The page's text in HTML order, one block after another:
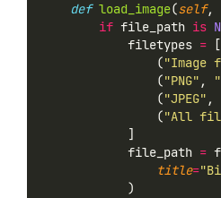
def load_image(self,
if file_path is
            filetypes
= [
                (
"Image
                (
"PNG" ,
                (
"JPEG" ,
                (
"All
            ]
            file_path
=
title=
            )